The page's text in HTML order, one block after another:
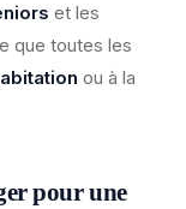
et les
que toutes les
ou à la
pour une